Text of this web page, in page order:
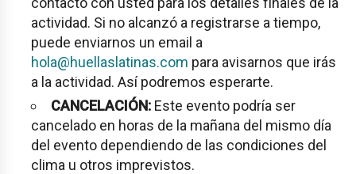
actividad. Si no alcanzó a registrarse a tiempo,
puede enviarnos un email a
hola@huellaslatinas.com para avisarnos que irás
a la actividad. Así podremos esperarte.
CANCELACIÓN: Este evento podría ser
cancelado en horas de la mañana del mismo día
del evento dependiendo de las condiciones del
clima u otros imprevistos.